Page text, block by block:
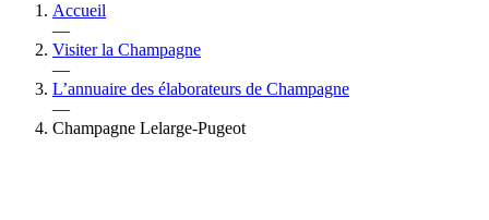
Accueil
—
Visiter la Champagne
—
L’annuaire des élaborateurs de Champagne
—
Champagne Lelarge-Pugeot